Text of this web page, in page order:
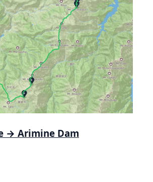
→ Arimine Dam